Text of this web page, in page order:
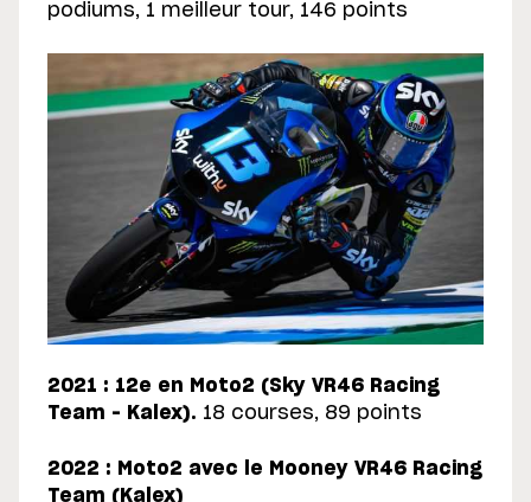
podiums, 1 meilleur tour, 146 points
2021 : 12e en Moto2 (Sky VR46 Racing
Team – Kalex). 18 courses, 89 points
2022 : Moto2 avec le Mooney VR46 Racing
Team (Kalex)